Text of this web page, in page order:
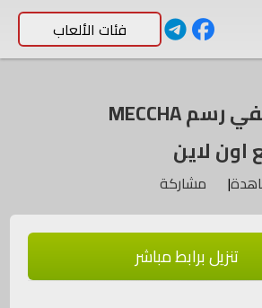
فئات الألعاب
تحميل لعبة تخفي رسم MECCHA
| مشاركة
تنزيل برابط مباشر